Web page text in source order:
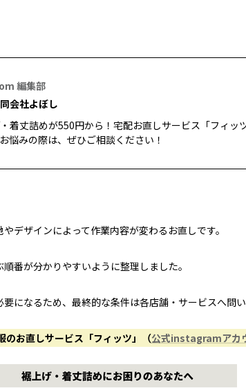
編集部
会社よぼし
着丈詰めが550円から！宅配お直しサービス「フィッ
悩みの際は、ぜひご相談ください！
デザインによって作業内容が変わるお直しです。
番が分かりやすいように整理しました。
になるため、最終的な条件は各店舗・サービスへ問い
のお直しサービス「フィッツ」（公式instagramアカ